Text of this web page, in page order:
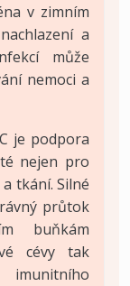
v zimním
a
může
nemoci a
je podpora
nejen pro
tkání. Silné
průtok
buňkám
cévy tak